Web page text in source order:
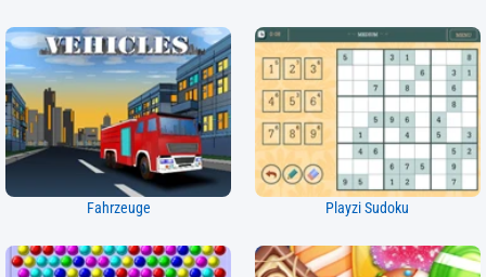
Fahrzeuge Playzi Sudoku